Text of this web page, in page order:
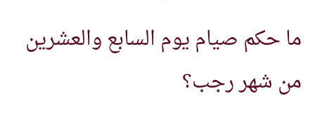
ما حكم صيام يوم السابع والعشرين
من شهر رجب؟